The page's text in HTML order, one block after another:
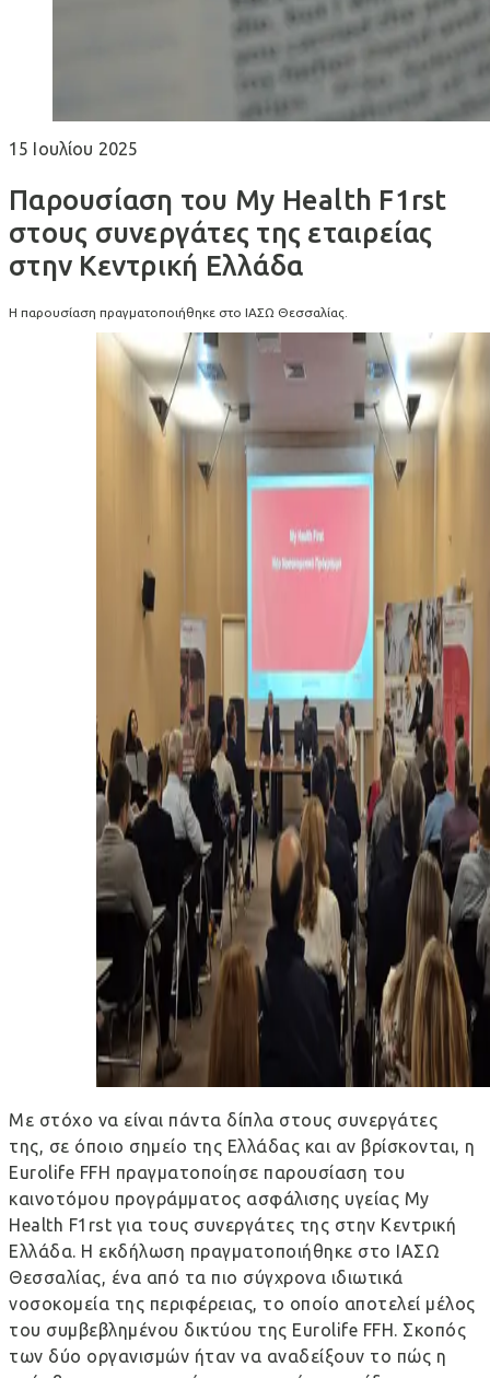
15 Ιουλίου 2025
Παρουσίαση του My Health F1rst
στους συνεργάτες της εταιρείας
στην Κεντρική Ελλάδα
Η παρουσίαση πραγματοποιήθηκε στο ΙΑΣΩ Θεσσαλίας.
Με στόχο να είναι πάντα δίπλα στους συνεργάτες
της, σε όποιο σημείο της Ελλάδας και αν βρίσκονται, η
Eurolife FFH πραγματοποίησε παρουσίαση του
καινοτόμου προγράμματος ασφάλισης υγείας My
Health F1rst για τους συνεργάτες της στην Κεντρική
Ελλάδα. Η εκδήλωση πραγματοποιήθηκε στο ΙΑΣΩ
Θεσσαλίας, ένα από τα πιο σύγχρονα ιδιωτικά
νοσοκομεία της περιφέρειας, το οποίο αποτελεί μέλος
του συμβεβλημένου δικτύου της Eurolife FFH. Σκοπός
των δύο οργανισμών ήταν να αναδείξουν το πώς η